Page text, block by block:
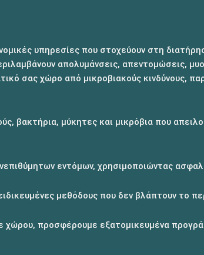
υπηρεσίες που στοχεύουν στη
απολυμάνσεις, απεντομώσεις,
σας χώρο από μικροβιακούς κινδύνους,
βακτήρια, μύκητες και μικρόβια που
εντόμων, χρησιμοποιώντας
μεθόδους που δεν βλάπτουν το
προσφέρουμε εξατομικευμένα